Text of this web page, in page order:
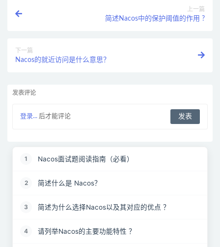
上一篇
简述Nacos中的保护阈值的作用 ?
下一篇
Nacos的就近访问是什么意思？
发表评论
登录... 后才能评论
1 Nacos面试题阅读指南（必看）
2 简述什么是 Nacos？
3 简述为什么选择Nacos以及其对应的优点 ？
4 请列举Nacos的主要功能特性 ？